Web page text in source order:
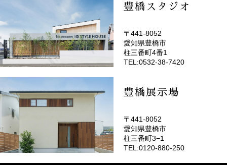
豊橋スタジオ
(EMOTOP豊橋)
〒441-8052
愛知県豊橋市
柱三番町4番1
TEL:0532-38-7420
豊橋展示場
〒441-8052
愛知県豊橋市
柱三番町3−1
TEL:0120-880-250